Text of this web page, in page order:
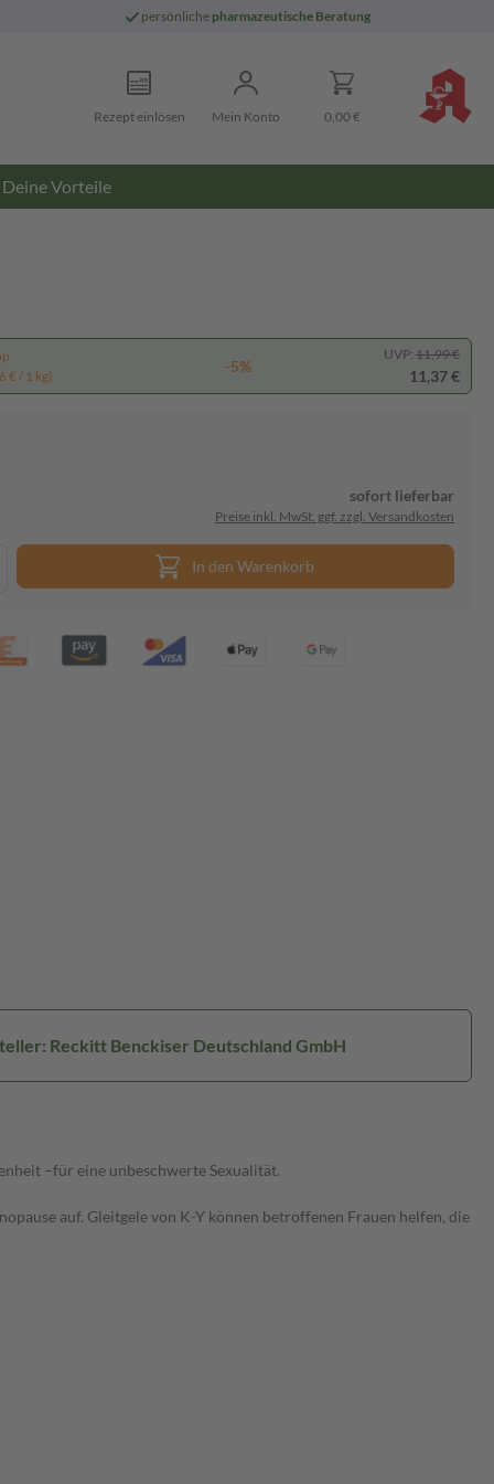
persönliche pharmazeutische Beratung
Rezept einlösen Mein Konto 0,00 €
Deine Vorteile
€ / 1 kg)
-5%
UVP: 11,99 €
11,37 €
sofort lieferbar
Preise inkl. MwSt. ggf. zzgl. Versandkosten
In den Warenkorb
Reckitt Benckiser Deutschland GmbH
–für eine unbeschwerte Sexualität.
auf. Gleitgele von K-Y können betroffenen Frauen helfen, die